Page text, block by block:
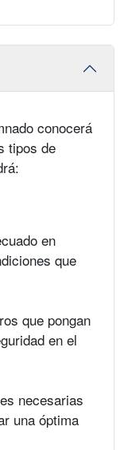
conocerá
tipos de
en
que
que pongan
en el
necesarias
una óptima